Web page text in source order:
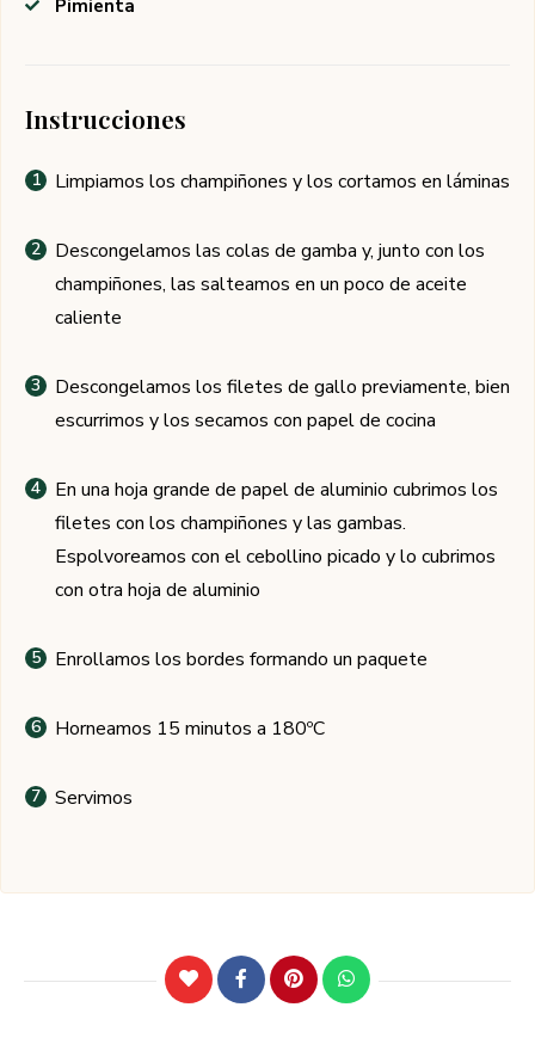
Pimienta
Instrucciones
Limpiamos los champiñones y los cortamos en láminas
Descongelamos las colas de gamba y, junto con los
champiñones, las salteamos en un poco de aceite
caliente
Descongelamos los filetes de gallo previamente, bien
escurrimos y los secamos con papel de cocina
En una hoja grande de papel de aluminio cubrimos los
filetes con los champiñones y las gambas.
Espolvoreamos con el cebollino picado y lo cubrimos
con otra hoja de aluminio
Enrollamos los bordes formando un paquete
Horneamos 15 minutos a 180ºC
Servimos